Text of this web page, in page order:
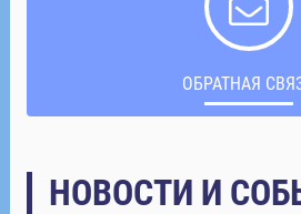
ОБРАТНАЯ
НОВОСТИ И